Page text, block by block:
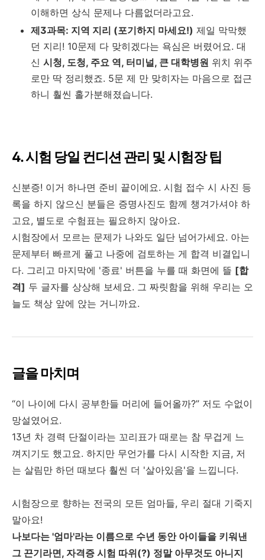
이해하면 상식 문제나 다름없더라고요.
제3과목: 지역 지리 (포기하지 마세요!) 제일 막막했
던 지리! 10문제 다 맞히겠다는 욕심은 버렸어요. 대
신 시청, 도청, 주요 역, 터미널, 큰 대학병원 위치 위주
로만 딱 정리했죠. 5문 제 만 맞히자는 마음으로 접근
하니 훨씬 홀가분해졌습니다.
4. 시험 당일 컨디션 관리 및 시험장 팁
신분증! 이거 하나면 준비 끝이에요. 시험 접수 시 사진 등
록을 하지 않으신 분들은 증명사진도 함께 챙겨가셔야 하
고요, 별도로 수험표는 필요하지 않아요.
시험장에서 모르는 문제가 나와도 일단 넘어가세요. 아는
문제부터 빠르게 풀고 나중에 검토하는 게 합격 비결입니
다. 그리고 마지막에 '종료' 버튼을 누를 때 화면에 뜰 [합
격] 두 글자를 상상해 보세요. 그 짜릿함을 위해 우리는 오
늘도 책상 앞에 앉는 거니까요.
글을 마치며
“이 나이에 다시 공부한들 머리에 들어올까?” 저도 수없이
망설였어요.
13년 차 경력 단절이라는 꼬리표가 때로는 참 무겁게 느
껴지기도 했고요. 하지만 무언가를 다시 시작한 지금, 저
는 살림만 하던 때보다 훨씬 더 '살아있음'을 느낍니다.
시험장으로 향하는 전국의 모든 엄마들, 우리 절대 기죽지
말아요!
나보다는 '엄마'라는 이름으로 수년 동안 아이들을 키워낸
그 끈기라면, 자격증 시험 따위(?) 정말 아무것도 아니지